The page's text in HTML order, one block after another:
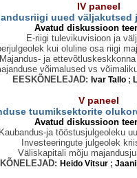
IV paneel
uued väljakutsed
Avatud diskussioon
E-riigi tulevikuvisioon ja
kui oluline osa riigi
Majandus- ja
võimalused vs
EESKÕNELEJAD: Ivar Tallo;
V paneel
tuumiksektorite
Avatud diskussioon
Kaubandus-ja tööstusjulgeoleku
Investeeringute julgeolek
Väliskapitali mõju
Heido Vitsur;